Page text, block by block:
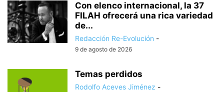
Con elenco internacional, la 37
FILAH ofrecerá una rica variedad
de...
Redacción Re-Evolución -
9 de agosto de 2026
Temas perdidos
Rodolfo Aceves Jiménez -